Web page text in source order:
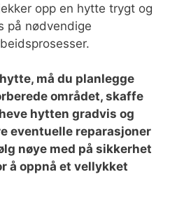
opp en hytte trygt og
på nødvendige
må du planlegge
området, skaffe
hytten gradvis og
eventuelle reparasjoner
nøye med på sikkerhet
å oppnå et vellykket